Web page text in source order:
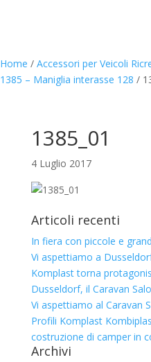
Home / Accessori per Veicoli
1385 – Maniglia interasse 128 /
1385_01
4 Luglio 2017
Articoli recenti
In fiera con piccole e
Vi aspettiamo a
Komplast torna
Dusseldorf, il Caravan
Vi aspettiamo al Caravan
Profili Komplast
costruzione di camper in
Archivi